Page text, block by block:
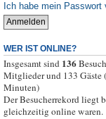
Ich habe mein Passwort
WER IST ONLINE?
Insgesamt sind 136
Mitglieder und 133 Gäste
Minuten)
Der Besucherrekord liegt
gleichzeitig online waren.